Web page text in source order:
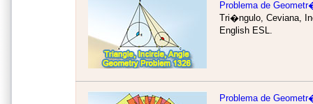
Problema de
Tri�ngulo, Ceviana,
English ESL.
Problema de